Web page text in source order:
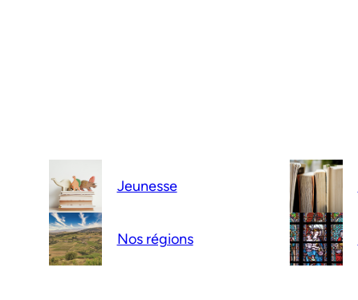
Jeunesse
Nos régions